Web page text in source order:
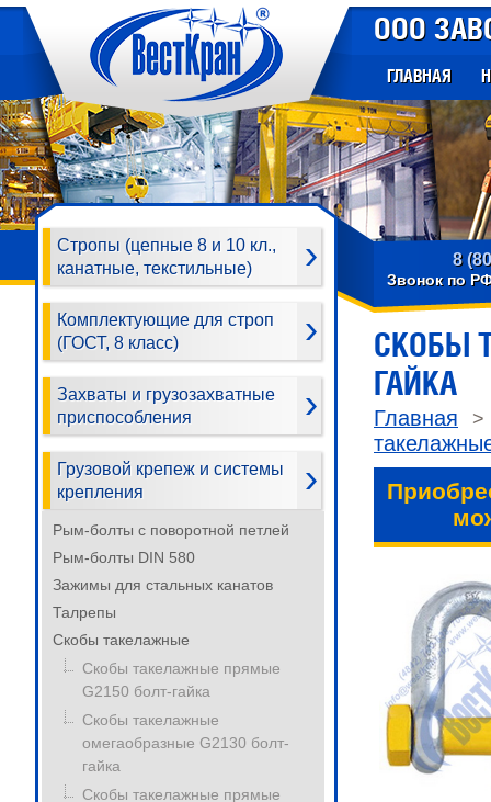
ООО
ГЛАВНАЯ
8
Звонок по
Стропы (цепные 8 и 10 кл.,
канатные, текстильные)
Комплектующие для строп
(ГОСТ, 8 класс)
Захваты и грузозахватные
приспособления
Грузовой крепеж и системы
крепления
Рым-болты с поворотной петлей
Рым-болты DIN 580
Зажимы для стальных канатов
Талрепы
Скобы такелажные
Скобы такелажные прямые
G2150 болт-гайка
Скобы такелажные
омегаобразные G2130 болт-
гайка
Скобы такелажные прямые
СКОБЫ
ГАЙКА
Главная